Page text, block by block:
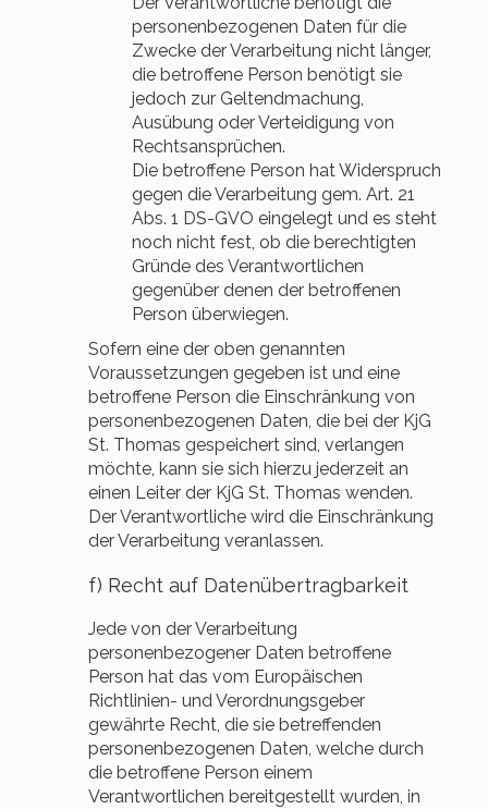
personenbezogenen Daten für die
Zwecke der Verarbeitung nicht länger,
die betroffene Person benötigt sie
jedoch zur Geltendmachung,
Ausübung oder Verteidigung von
Rechtsansprüchen.
Die betroffene Person hat Widerspruch
gegen die Verarbeitung gem. Art. 21
Abs. 1 DS-GVO eingelegt und es steht
noch nicht fest, ob die berechtigten
Gründe des Verantwortlichen
gegenüber denen der betroffenen
Person überwiegen.
Sofern eine der oben genannten
Voraussetzungen gegeben ist und eine
betroffene Person die Einschränkung von
personenbezogenen Daten, die bei der KjG
St. Thomas gespeichert sind, verlangen
möchte, kann sie sich hierzu jederzeit an
einen Leiter der KjG St. Thomas wenden.
Der Verantwortliche wird die Einschränkung
der Verarbeitung veranlassen.
f) Recht auf Datenübertragbarkeit
Jede von der Verarbeitung
personenbezogener Daten betroffene
Person hat das vom Europäischen
Richtlinien- und Verordnungsgeber
gewährte Recht, die sie betreffenden
personenbezogenen Daten, welche durch
die betroffene Person einem
Verantwortlichen bereitgestellt wurden, in